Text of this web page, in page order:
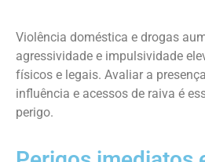
Violência doméstica e drogas
agressividade e impulsividade
físicos e legais. Avaliar a
influência e acessos de raiva é
perigo.